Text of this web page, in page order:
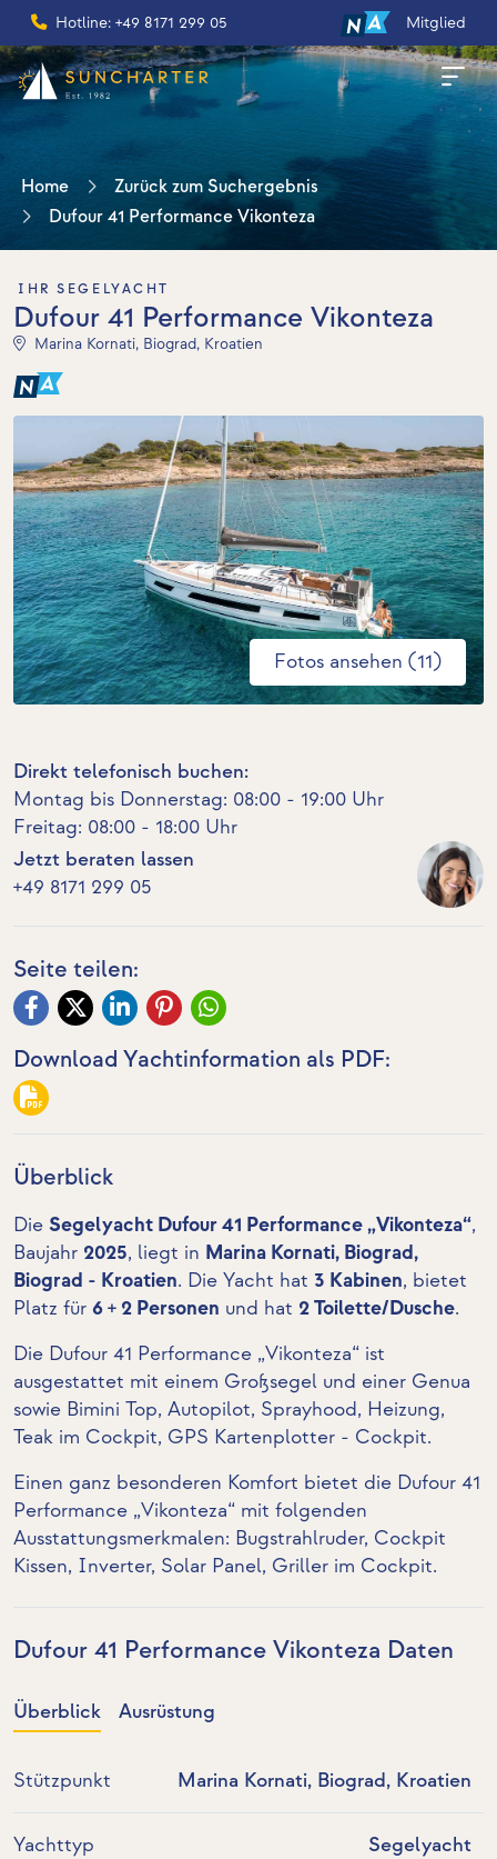
Hotline: +49 8171 299 05 Mitglied
Home
Zurück zum Suchergebnis
Dufour 41 Performance Vikonteza
IHR SEGELYACHT
Dufour 41 Performance Vikonteza
Marina Kornati, Biograd, Kroatien
Fotos ansehen (11)
Direkt telefonisch buchen:
Montag bis Donnerstag: 08:00 - 19:00 Uhr
Freitag: 08:00 - 18:00 Uhr
Jetzt beraten lassen
+49 8171 299 05
Seite teilen:
Download Yachtinformation als PDF:
Überblick
Die Segelyacht Dufour 41 Performance „Vikonteza“,
Baujahr 2025, liegt in Marina Kornati, Biograd,
Biograd - Kroatien. Die Yacht hat 3 Kabinen, bietet
Platz für 6 + 2 Personen und hat 2 Toilette/Dusche.
Die Dufour 41 Performance „Vikonteza“ ist
ausgestattet mit einem Großsegel und einer Genua
sowie Bimini Top, Autopilot, Sprayhood, Heizung,
Teak im Cockpit, GPS Kartenplotter - Cockpit.
Einen ganz besonderen Komfort bietet die Dufour 41
Performance „Vikonteza“ mit folgenden
Ausstattungsmerkmalen: Bugstrahlruder, Cockpit
Kissen, Inverter, Solar Panel, Griller im Cockpit.
Dufour 41 Performance Vikonteza Daten
Überblick Ausrüstung
Stützpunkt Marina Kornati, Biograd, Kroatien
Yachttyp Segelyacht